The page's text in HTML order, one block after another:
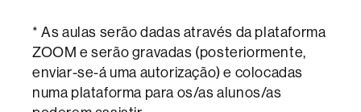
* As aulas serão dadas através da plataforma
ZOOM e serão gravadas (posteriormente,
enviar-se-á uma autorização) e colocadas
numa plataforma para os/as alunos/as